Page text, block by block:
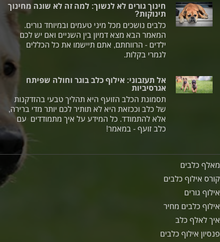
חינוך גורים לא לנשוך: למה זה לא שונה מחינוך
תינוקות?
כלבים נושכים מכל מיני טעמים ובמיוחד גורים.
המאמר הבא מצא דמיון בין השניים ואם יש לכם
ילדים - הרווחתם, אתם תיישמו את כל הכללים
לגמרי בקלות.
אל תעזבוני: אילוף כלב בוגר וחולה שפיתח
אגרסיביות
תסמונת הכלב הזועף היא תהליך טבעי בהזדקנות
של כלב וככזאת היא לא תותיר לכם יותר מדי ברירה,
אלא להתמודד. כל המידע על איך מתמודדים עם
כלב זועף - במאמר!
מאלף כלבים
קורס אילוף כלבים
אילוף גורים
אילוף כלבים מחיר
איך לאלף כלב
פנסיון אילוף כלבים